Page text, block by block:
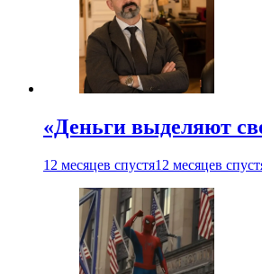
«Деньги выделяют
12 месяцев спустя12 месяцев